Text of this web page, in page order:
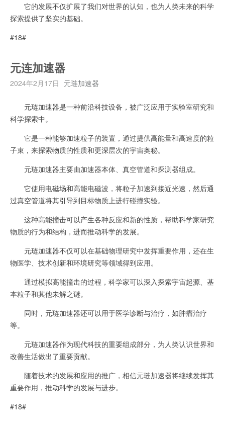
它的发展不仅扩展了我们对世界的认知，也为人类未来的科学
探索提供了坚实的基础。
#18#
元连加速器
2024年2月17日 元琏加速器
元琏加速器是一种前沿科技设备，被广泛应用于实验室研究和
科学探索中。
它是一种能够加速粒子的装置，通过提供高能量和高速度的粒
子束，来探索物质的性质和更深层次的宇宙奥秘。
元琏加速器主要由加速器本体、真空管道和探测器组成。
它使用电磁场和高能电磁波，将粒子加速到接近光速，然后通
过真空管道将其引导到目标物质上进行碰撞实验。
这种高能撞击可以产生各种反应和新的性质，帮助科学家研究
物质的行为和结构，进而推动科学的发展。
元琏加速器不仅可以在基础物理研究中发挥重要作用，还在生
物医学、技术创新和环境研究等领域得到应用。
通过模拟高能撞击的过程，科学家可以深入探索宇宙起源、基
本粒子和其他未解之谜。
同时，元琏加速器还可以用于医学诊断与治疗，如肿瘤治疗
等。
元琏加速器作为现代科技的重要组成部分，为人类认识世界和
改善生活做出了重要贡献。
随着技术的发展和应用的推广，相信元琏加速器将继续发挥其
重要作用，推动科学的发展与进步。
#18#